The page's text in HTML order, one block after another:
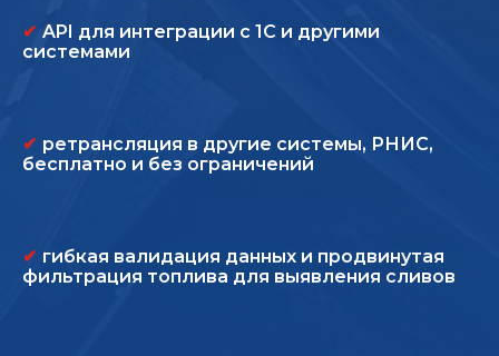
✔ API для интеграции с 1С и другими
системами
✔ ретрансляция в другие системы, РНИС,
бесплатно и без ограничений
✔ гибкая валидация данных и продвинутая
фильтрация топлива для выявления сливов